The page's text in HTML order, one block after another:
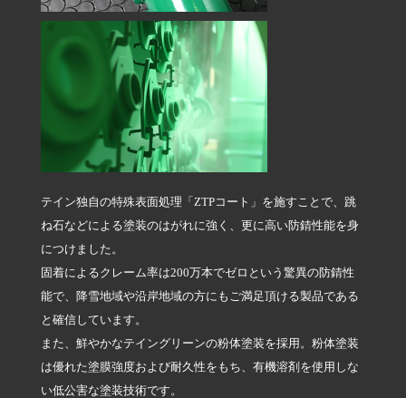
テイン独自の特殊表面処理「ZTPコート」を施すことで、跳
ね石などによる塗装のはがれに強く、更に高い防錆性能を身
につけました。
固着によるクレーム率は200万本でゼロという驚異の防錆性
能で、降雪地域や沿岸地域の方にもご満足頂ける製品である
と確信しています。
また、鮮やかなテイングリーンの粉体塗装を採用。粉体塗装
は優れた塗膜強度および耐久性をもち、有機溶剤を使用しな
い低公害な塗装技術です。